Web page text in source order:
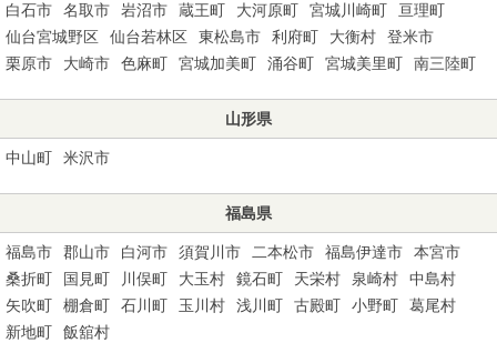
白石市 名取市 岩沼市 蔵王町 大河原町 宮城川崎町
亘理町
仙台宮城野区
仙台若林区 東松島市 利府町 大衡村
登米市
栗原市
大崎市 色麻町 宮城加美町 涌谷町 宮城美里町 南三陸町
山形県
中山町 米沢市
福島県
福島市 郡山市 白河市 須賀川市 二本松市 福島伊達市
本宮市
桑折町
国見町 川俣町 大玉村 鏡石町 天栄村 泉崎村
中島村
矢吹町
棚倉町 石川町 玉川村 浅川町 古殿町 小野町
葛尾村
新地町
飯舘村